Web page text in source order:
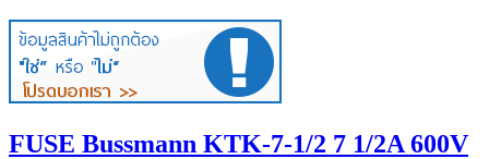
FUSE Bussmann KTK-7-1/2 7 1/2A 600V